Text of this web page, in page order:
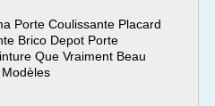
Porte Coulissante Placard
Brico Depot Porte
Que Vraiment Beau